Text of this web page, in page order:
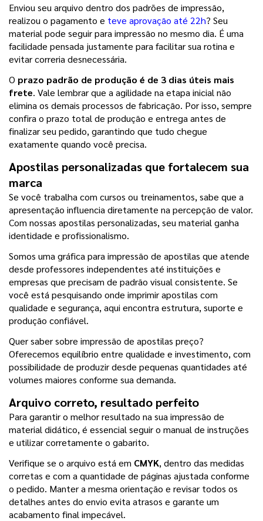
Enviou seu arquivo dentro dos padrões de impressão,
realizou o pagamento e teve aprovação até 22h? Seu
material pode seguir para impressão no mesmo dia. É uma
facilidade pensada justamente para facilitar sua rotina e
evitar correria desnecessária.
O prazo padrão de produção é de 3 dias úteis mais
frete. Vale lembrar que a agilidade na etapa inicial não
elimina os demais processos de fabricação. Por isso, sempre
confira o prazo total de produção e entrega antes de
finalizar seu pedido, garantindo que tudo chegue
exatamente quando você precisa.
Apostilas personalizadas que fortalecem sua
marca
Se você trabalha com cursos ou treinamentos, sabe que a
apresentação influencia diretamente na percepção de valor.
Com nossas apostilas personalizadas, seu material ganha
identidade e profissionalismo.
Somos uma gráfica para impressão de apostilas que atende
desde professores independentes até instituições e
empresas que precisam de padrão visual consistente. Se
você está pesquisando onde imprimir apostilas com
qualidade e segurança, aqui encontra estrutura, suporte e
produção confiável.
Quer saber sobre impressão de apostilas preço?
Oferecemos equilíbrio entre qualidade e investimento, com
possibilidade de produzir desde pequenas quantidades até
volumes maiores conforme sua demanda.
Arquivo correto, resultado perfeito
Para garantir o melhor resultado na sua impressão de
material didático, é essencial seguir o manual de instruções
e utilizar corretamente o gabarito.
Verifique se o arquivo está em CMYK, dentro das medidas
corretas e com a quantidade de páginas ajustada conforme
o pedido. Manter a mesma orientação e revisar todos os
detalhes antes do envio evita atrasos e garante um
acabamento final impecável.